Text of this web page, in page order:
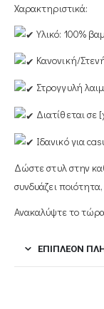
Χαρακτηριστικά:
Υλικό: 100%
Κανονική/
Στρογγυλή
Διατίθεται
Ιδανικό για
Δώστε στυλ στην
συνδυάζει
Ανακαλύψτε το
ΕΠΙΠΛΈΟΝ